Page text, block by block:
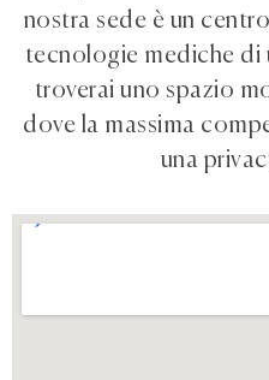
nostra sede è un
tecnologie mediche di
troverai uno spazio
dove la massima
una